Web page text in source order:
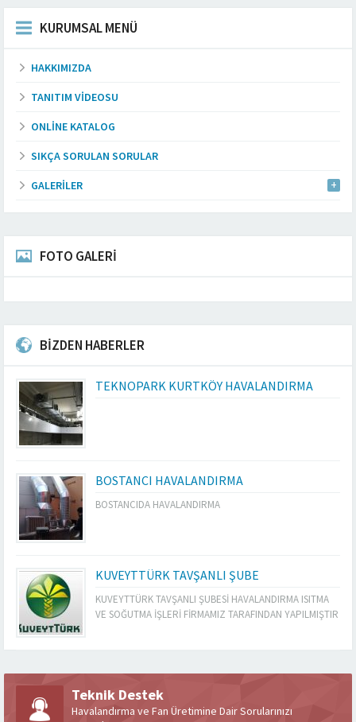
KURUMSAL MENÜ
HAKKIMIZDA
TANITIM VIDEOSU
ONLINE KATALOG
SIKÇA SORULAN SORULAR
GALERILER
FOTO GALERİ
BİZDEN HABERLER
TEKNOPARK KURTKÖY HAVALANDIRMA
BOSTANCI HAVALANDIRMA
BOSTANCIDA HAVALANDIRMA
KUVEYTTÜRK TAVŞANLI ŞUBE
KUVEYTTÜRK TAVŞANLI ŞUBESİ HAVALANDIRMA ISITMA
VE SOĞUTMA İŞLERİ FİRMAMIZ TARAFINDAN YAPILMIŞTIR
Teknik Destek
Havalandırma ve Fan Üretimine Dair Sorularınızı